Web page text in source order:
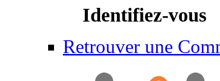
Identifiez-vous
Retrouver une